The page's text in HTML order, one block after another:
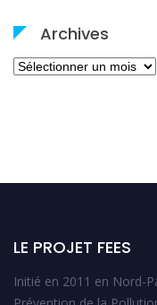
Archives
Archives
LE PROJET FEES
Initié en 2011 en Nord-